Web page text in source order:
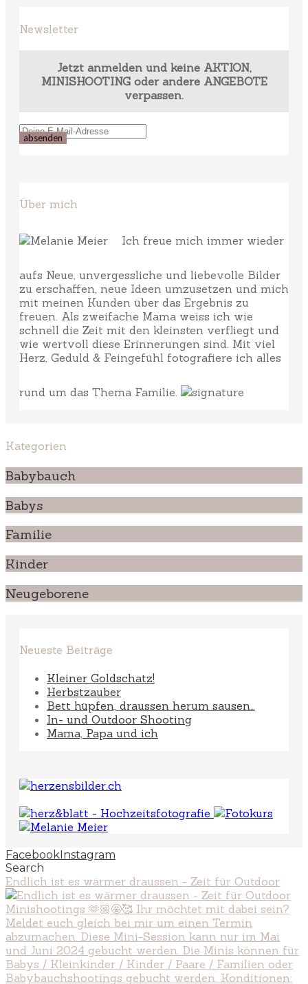
Newsletter
Jetzt anmelden und keine AKTION,
MINISHOOTING oder andere ANGEBOTE
verpassen.
Über mich
Ich freue mich immer wieder
aufs Neue, unvergessliche und liebevolle Bilder
zu erschaffen, neue Ideen umzusetzen und mich
mit meinen Kunden über das Ergebnis zu
freuen. Als zweifache Mama weiss ich wie
schnell die Zeit mit den kleinsten verfliegt und
wie wertvoll diese Erinnerungen sind. Mit viel
Herz, Geduld & Feingefühl fotografiere ich alles
rund um das Thema Familie.
Kategorien
Babybauch
Babys
Familie
Kinder
Neugeborene
Neueste Beiträge
Kleiner Goldschatz!
Herbstzauber
Bett hüpfen, draussen herum sausen…
In- und Outdoor Shooting
Mama, Papa und ich
FacebookInstagram
Search
Endlich ist es wärmer draussen - Zeit für Outdoor